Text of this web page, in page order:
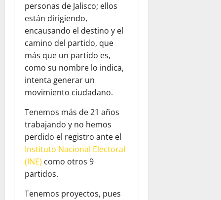
personas de Jalisco; ellos
están dirigiendo,
encausando el destino y el
camino del partido, que
más que un partido es,
como su nombre lo indica,
intenta generar un
movimiento ciudadano.
Tenemos más de 21 años
trabajando y no hemos
perdido el registro ante el
Instituto Nacional Electoral
(INE) como otros 9
partidos.
Tenemos proyectos, pues